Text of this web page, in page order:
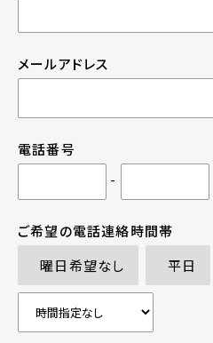
メールアドレス
電話番号
-
ご希望の電話連絡時間帯
曜日希望なし
平日